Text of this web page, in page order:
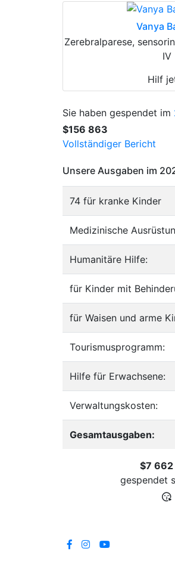
Vanya
Zerebralparese,
IV
Hilf
Sie haben gespendet im
$156 863
Vollständiger Bericht
Unsere Ausgaben im
74 für kranke Kinder
Medizinische
Humanitäre Hilfe:
für Kinder mit
für Waisen und arme
Tourismusprogramm:
Hilfe für Erwachsene:
Verwaltungskosten:
Gesamtausgaben:
$7 662
gespendet